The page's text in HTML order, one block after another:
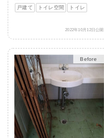
戸建て
トイレ空間 トイレ
2022年10月12日公開
After